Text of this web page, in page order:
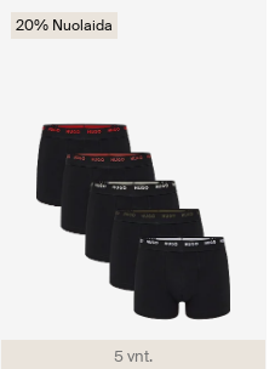
5 vnt.
20% Nuolaida